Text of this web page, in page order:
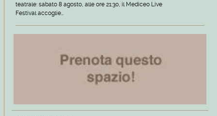
teatrale: sabato 8 agosto, alle ore 21:30, il Mediceo Live
Festival accoglie…